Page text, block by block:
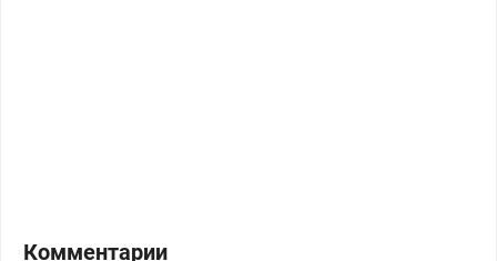
Комментарии